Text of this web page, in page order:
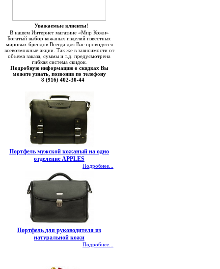
Уважаемые клиенты!
В нашем Интернет магазине «Мир Кожи»
Богатый выбор кожаных изделий известных
мировых брендов.Всегда для Вас проводятся
всевозможные акции. Так же в зависимости от
объема заказа, суммы и т.д. предусмотрена
гибкая система скидок.
Подробную информацию о скидках Вы
можете узнать, позвонив по телефону
8 (916) 402-30-44
Портфель мужской кожаный на одно
отделение APPLES
Подробнее...
Портфель для руководителя из
натуральной кожи
Подробнее...